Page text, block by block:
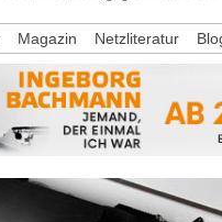
Magazin Netzliteratur